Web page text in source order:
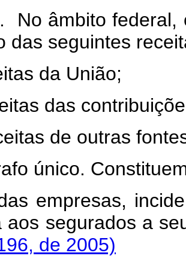
No âmbito federal,
das seguintes
da União;
das
de outras
único.
empresas,
aos
de 2005)